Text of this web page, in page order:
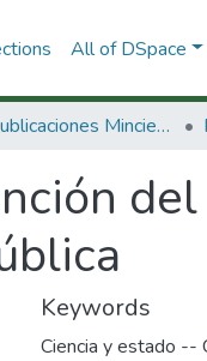
All of DSpace
3.2.2. Publicaciones Minciencias
Keywords
Ciencia y estado --